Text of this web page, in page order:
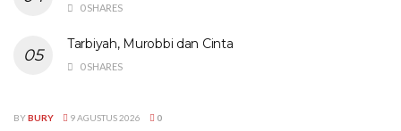
0 SHARES
Tarbiyah, Murobbi dan Cinta
0 SHARES
UNCATEGORIZED
BYBURY 9 AGUSTUS 2026 0